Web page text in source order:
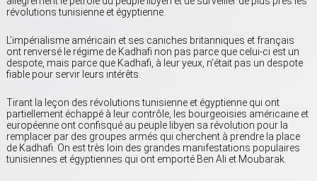
révolutions tunisienne et égyptienne.
L’impérialisme américain et ses caniches britanniques et français
ont renversé le régime de Kadhafi non pas parce que celui-ci est un
despote, mais parce que Kadhafi, à leur yeux, n’était pas un despote
fiable pour servir leurs intérêts.
Tirant la leçon des révolutions tunisienne et égyptienne qui ont
partiellement échappé à leur contrôle, les bourgeoisies américaine et
européenne ont confisqué au peuple libyen sa révolution pour la
remplacer par des groupes armés qui cherchent à prendre la place
de Kadhafi. On est très loin des grandes manifestations populaires
tunisiennes et égyptiennes qui ont emporté Ben Ali et Moubarak.